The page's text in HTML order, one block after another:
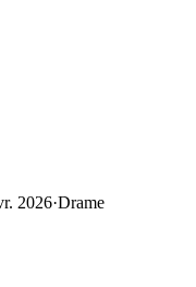
2026·Drame